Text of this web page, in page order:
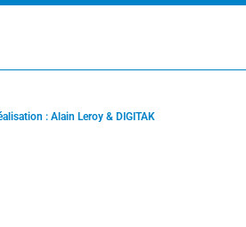
: Alain Leroy & DIGITAK